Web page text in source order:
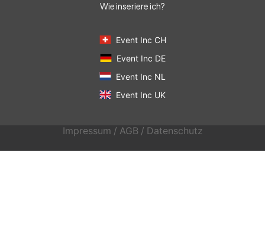
Wie inseriere ich?
Event Inc CH
Event Inc DE
Event Inc NL
Event Inc UK
Impressum / AGB / Datenschutz